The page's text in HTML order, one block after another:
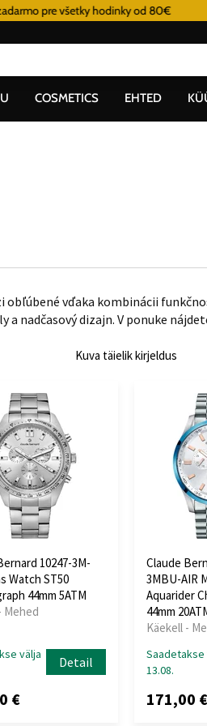
pre všetky hodinky od 80€
COSMETICS EHTED
obľúbené vďaka kombinácii
nadčasový dizajn. V ponuke
Kuva täielik kirjeldus
10247-3M-
Watch ST50
44mm 5ATM
Mehed
välja
Detail
€
Claude
3MBU-AIR
Aquarider
44mm
Käekell -
Saadetakse
13.08.
171,00 €